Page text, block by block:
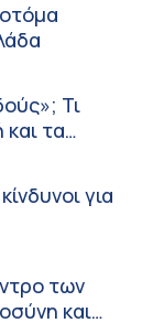
Τι
και τα
για
των